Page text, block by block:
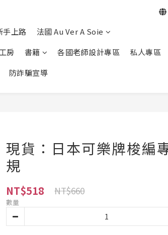
手上路
法國 Au Ver A Soie
房 書籍 各國老師設計專區
私人專區
防詐騙宣導
現貨：日本可樂牌梭編
規
NT$518 NT$660
數量